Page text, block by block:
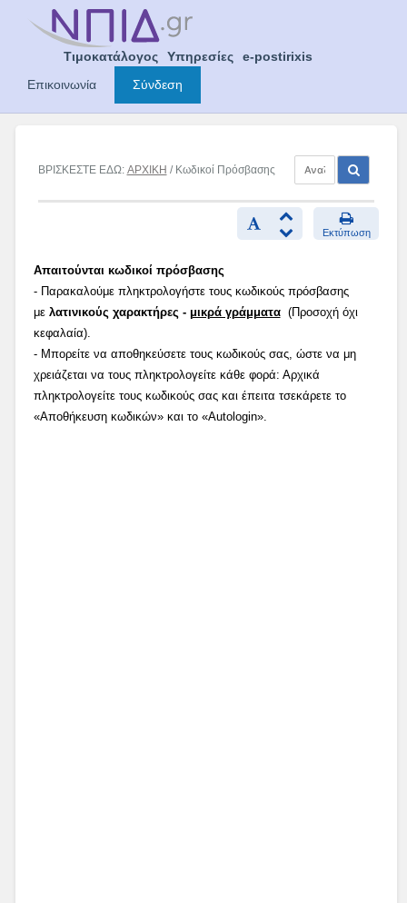
Τιμοκατάλογος Υπηρεσίες
e-postirixis
Επικοινωνία
Σύνδεση
ΒΡΙΣΚΕΣΤΕ ΕΔΩ: ΑΡΧΙΚΗ / Κωδικοί Πρόσβασης
Εκτύπωση
Απαιτούνται κωδικοί πρόσβασης
- Παρακαλούμε πληκτρολογήστε τους κωδικούς πρόσβασης
με λατινικούς χαρακτήρες - μικρά γράμματα(Προσοχή όχι
κεφαλαία).
- Μπορείτε να αποθηκεύσετε τους κωδικούς σας, ώστε να μη
χρειάζεται να τους πληκτρολογείτε κάθε φορά: Αρχικά
πληκτρολογείτε τους κωδικούς σας και έπειτα τσεκάρετε το
«Αποθήκευση κωδικών» και το «Autologin».